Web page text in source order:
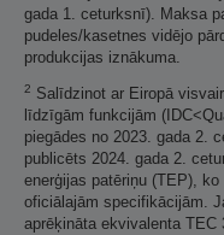
gada 1. ceturksnī). Maksa
pudeles/kasetnes vidējo
produkcijas iznākuma.
2 Salīdzinot ar Eiropā
līdzīgām funkcijām
piegādes no 2023. gada 2.
publicēts 2024. gada 2.
enerģijas patēriņu (TEP),
oficiālajām specifikācijām.
aprēķināta ekvivalenta